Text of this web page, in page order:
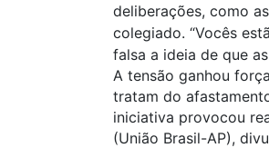
deliberações, como
colegiado. “Vocês
falsa a ideia de que
A tensão ganhou
tratam do
iniciativa provocou
(União Brasil-AP),